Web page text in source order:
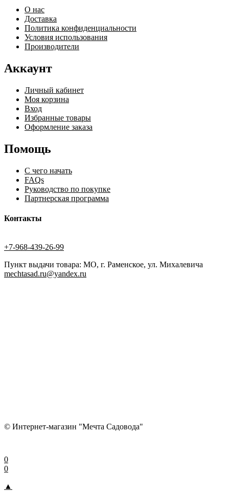
О нас
Доставка
Политика конфиденциальности
Условия использования
Производители
Аккаунт
Личный кабинет
Моя корзина
Вход
Избранные товары
Оформление заказа
Помощь
С чего начать
FAQs
Руководство по покупке
Партнерская программа
Контакты
+7-968-439-26-99
Пункт выдачи товара: МО, г. Раменское, ул. Михалевича
mechtasad.ru@yandex.ru
© Интернет-магазин "Мечта Садовода"
0
0
▲